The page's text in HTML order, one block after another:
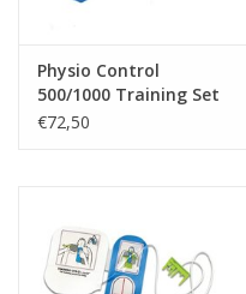
Physio Control
500/1000 Training Set
€72,50